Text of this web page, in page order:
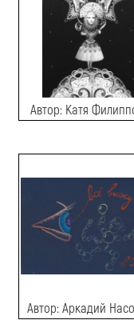
Автор: Катя
Автор: Аркадий